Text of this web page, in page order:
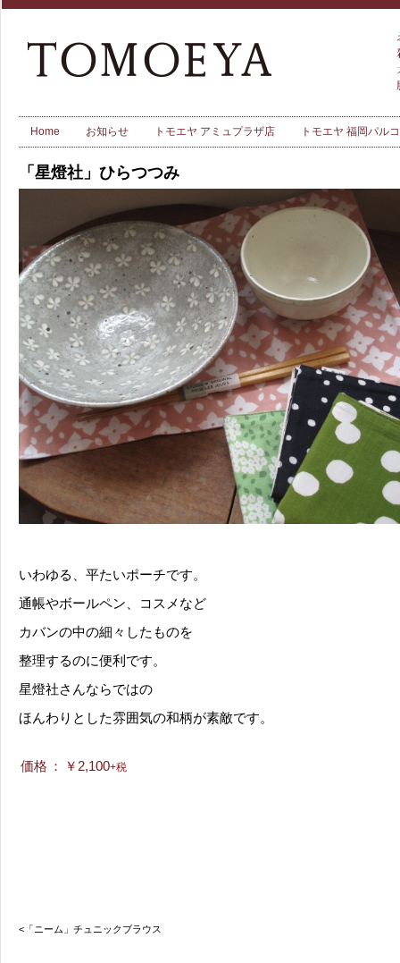
Home お知らせ トモエヤ アミュプラザ店 トモエヤ 福岡パル
「星燈社」ひらつつみ
いわゆる、平たいポーチです。
通帳やボールペン、コスメなど
カバンの中の細々したものを
整理するのに便利です。
星燈社さんならではの
ほんわりとした雰囲気の和柄が素敵です。
価格 ： ￥2,100+税
<「ニーム」チュニックブラウス